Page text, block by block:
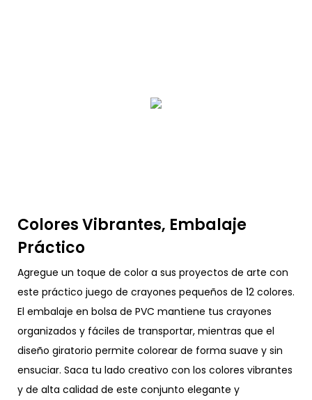
Colores Vibrantes, Embalaje
Práctico
Agregue un toque de color a sus proyectos de arte con
este práctico juego de crayones pequeños de 12 colores.
El embalaje en bolsa de PVC mantiene tus crayones
organizados y fáciles de transportar, mientras que el
diseño giratorio permite colorear de forma suave y sin
ensuciar. Saca tu lado creativo con los colores vibrantes
y de alta calidad de este conjunto elegante y